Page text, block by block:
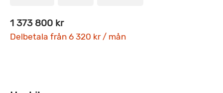
1 373 800 kr
Delbetala från 6 320 kr / mån